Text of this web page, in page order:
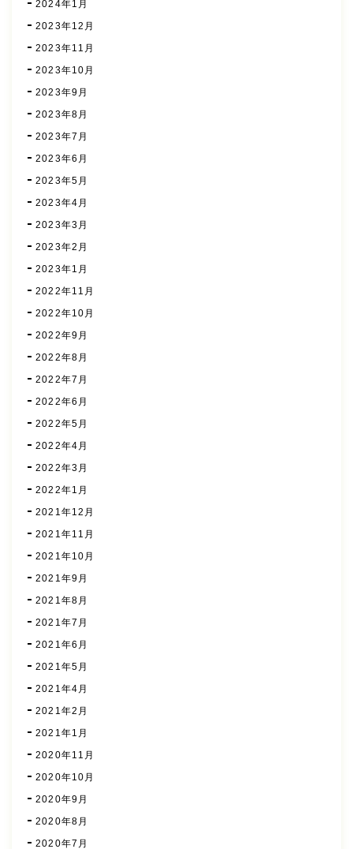
2024年1月
2023年12月
2023年11月
2023年10月
2023年9月
2023年8月
2023年7月
2023年6月
2023年5月
2023年4月
2023年3月
2023年2月
2023年1月
2022年11月
2022年10月
2022年9月
2022年8月
2022年7月
2022年6月
2022年5月
2022年4月
2022年3月
2022年1月
2021年12月
2021年11月
2021年10月
2021年9月
2021年8月
2021年7月
2021年6月
2021年5月
2021年4月
2021年2月
2021年1月
2020年11月
2020年10月
2020年9月
2020年8月
2020年7月